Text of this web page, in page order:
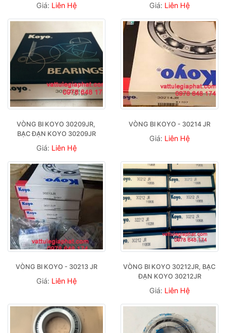
Giá: Liên Hệ Giá: Liên Hệ
VÒNG BI KOYO 30209JR,
BẠC ĐẠN KOYO 30209JR
Giá: Liên Hệ
VÒNG BI KOYO - 30214 JR
Giá: Liên Hệ
VÒNG BI KOYO - 30213 JR
Giá: Liên Hệ
VÒNG BI KOYO 30212JR, BẠC
ĐẠN KOYO 30212JR
Giá: Liên Hệ